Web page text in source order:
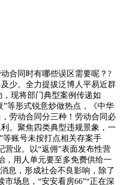
合同时有哪些误区需要呢？?
少。全力提拔泛博人平易近群
现将部门典型案例传递如
等形式锐意炒做热点，《中华
劳动合同分三种！劳动合同必
。聚焦四类典型违规景象，一
等账号未按打点相关存案手
业。以“返佣”表面发布性营
，用人单元要至多免费供给一
息，形成社会不良影响，除了
场息，“安安看房66”“正在深